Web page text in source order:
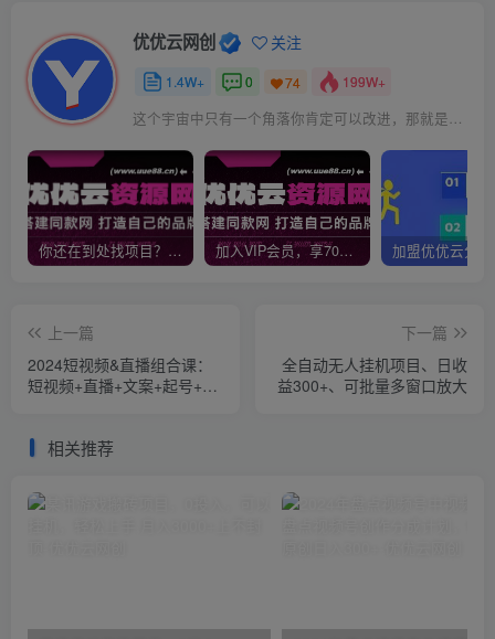
优优云网创 关注
1.4W+ 0 74 199W+
这个宇宙中只有一个角落你肯定可以改进，那就是你自己
你还在到处找项目？还在当韭菜？我靠网创资源站一个月收入5万+，曾经我也是个失败者。 加入VIP会员，享70%的推广提成，免费学习多种网上创业课程，菜鸟秒变大神！
上一篇
2024短视频&直播组合课：
短视频+直播+文案+起号+千
下一篇
全自动无人挂机项目、日收
益300+、可批量多窗口放大
相关推荐